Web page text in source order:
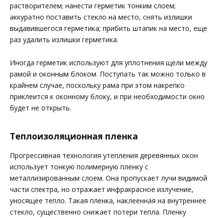
растворителем; нанести герметик тонким слоем;
аккуратно поставить стекло на место, снять излишки
выдавившегося герметика; прибить штапик на место, еще
раз удалить излишки герметика.
Иногда герметик используют для уплотнения щели между
рамой и оконным блоком. Поступать так можно только в
крайнем случае, поскольку рама при этом накрепко
приклеится к оконному блоку, и при необходимости окно
будет не открыть.
Теплоизоляционная пленка
Прогрессивная технология утепления деревянных окон
использует тонкую полимерную пленку с
металлизированным слоем. Она пропускает лучи видимой
части спектра, но отражает инфракрасное излучение,
уносящее тепло. Такая пленка, наклеенная на внутреннее
стекло, существенно снижает потери тепла. Пленку